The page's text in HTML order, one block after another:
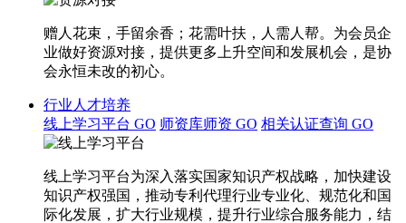
赠人花束，手留余香；花需叶扶，人需人帮。为会员企
业做好资源对接，提供更多上升空间和发展机会，是协
会永恒未改的初心。
行业人才培养
线上学习平台 GO 师资库师资 GO 相关认证查询 GO
线上学习平台为深入落实国家知识产权战略，加快建设
知识产权强国，推动专利代理行业专业化、规范化和国
际化发展，扩大行业规模，提升行业综合服务能力，结